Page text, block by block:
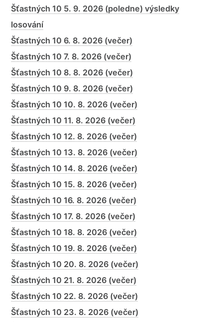
Šťastných 10 5. 9. 2026 (poledne) výsledky
losování
Šťastných 10 6. 8. 2026 (večer)
Šťastných 10 7. 8. 2026 (večer)
Šťastných 10 8. 8. 2026 (večer)
Šťastných 10 9. 8. 2026 (večer)
Šťastných 10 10. 8. 2026 (večer)
Šťastných 10 11. 8. 2026 (večer)
Šťastných 10 12. 8. 2026 (večer)
Šťastných 10 13. 8. 2026 (večer)
Šťastných 10 14. 8. 2026 (večer)
Šťastných 10 15. 8. 2026 (večer)
Šťastných 10 16. 8. 2026 (večer)
Šťastných 10 17. 8. 2026 (večer)
Šťastných 10 18. 8. 2026 (večer)
Šťastných 10 19. 8. 2026 (večer)
Šťastných 10 20. 8. 2026 (večer)
Šťastných 10 21. 8. 2026 (večer)
Šťastných 10 22. 8. 2026 (večer)
Šťastných 10 23. 8. 2026 (večer)